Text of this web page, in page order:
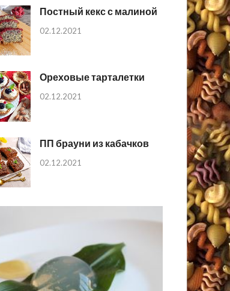
Постный кекс с малиной
02.12.2021
Ореховые тарталетки
02.12.2021
ПП брауни из кабачков
02.12.2021